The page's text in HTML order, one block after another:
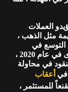
العملات
مثل الذهب ،
التوسع في
العرض بنسبة 50% كل أربع سنوات. مرة أخرى في عام 2020 ،
في محاولة
في أعقاب
للمستثمر ،